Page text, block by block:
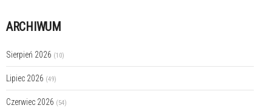
ARCHIWUM
Sierpień 2026 (10)
Lipiec 2026 (49)
Czerwiec 2026 (54)